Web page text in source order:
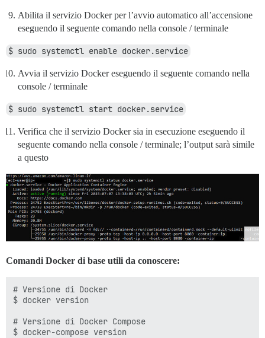
Abilita il servizio Docker per l’avvio automatico all’accensione
eseguendo il seguente comando nella console / terminale
$ sudo systemctl enable docker.service
Avvia il servizio Docker eseguendo il seguente comando nella
console / terminale
$ sudo systemctl start docker.service
Verifica che il servizio Docker sia in esecuzione eseguendo il
seguente comando nella console / terminale; l’output sarà simile
a questo
Comandi Docker di base utili da conoscere:
# Versione di Docker
$ docker version
# Versione di Docker Compose
$ docker-compose version